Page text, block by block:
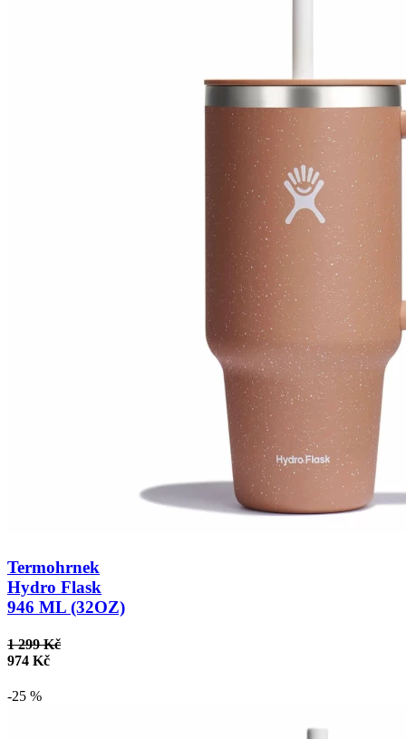
Termohrnek
Hydro Flask
946 ML (32OZ)
1 299 Kč
974 Kč
-25 %